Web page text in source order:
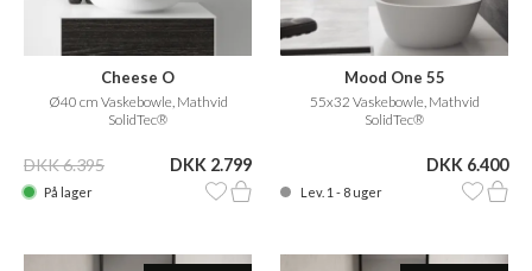
Cheese O
Ø40 cm Vaskebowle, Mathvid
SolidTec®
DKK 6.395 DKK 2.799
På lager
Mood One 55
55x32 Vaskebowle, Mathvid
SolidTec®
DKK 6.400
Lev. 1 - 8 uger